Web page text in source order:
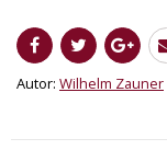
Autor: Wilhelm Zauner